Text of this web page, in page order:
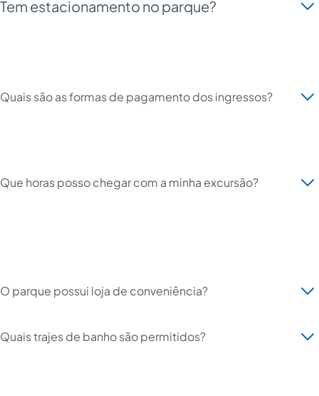
Tem estacionamento no parque?
Quais são as formas de pagamento dos ingressos?
Que horas posso chegar com a minha excursão?
O parque possui loja de conveniência?
Quais trajes de banho são permitidos?